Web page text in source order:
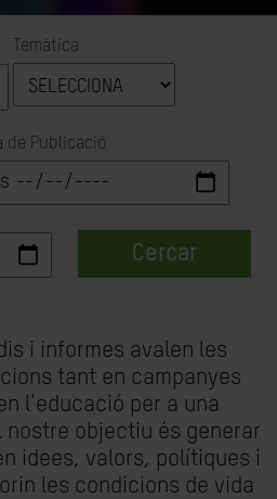
Temàtica
de Publicació
Cercar
i informes avalen les
tant en campanyes
l'educació per a una
nostre objectiu és generar
idees, valors, polítiques i
les condicions de vida